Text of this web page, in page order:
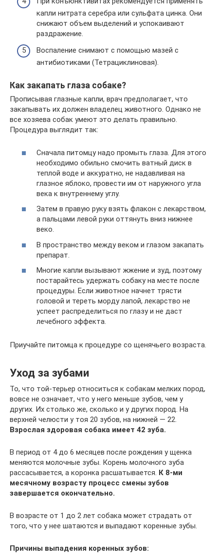
капли нитрата серебра или сульфата цинка. Они
снижают объем выделений и успокаивают
раздражение.
Воспаление снимают с помощью мазей с
антибиотиками (Тетрациклиновая).
Как закапать глаза собаке?
Прописывая глазные капли, врач предполагает, что
закапывать их должен владелец животного. Однако не
все хозяева собак умеют это делать правильно.
Процедура выглядит так:
Сначала питомцу надо промыть глаза. Для этого
необходимо обильно смочить ватный диск в
теплой воде и аккуратно, не надавливая на
глазное яблоко, провести им от наружного угла
века к внутреннему углу.
Затем в правую руку взять флакон с лекарством,
а пальцами левой руки оттянуть вниз нижнее
веко.
В пространство между веком и глазом закапать
препарат.
Многие капли вызывают жжение и зуд, поэтому
постарайтесь удержать собаку на месте после
процедуры. Если животное начнет трясти
головой и тереть морду лапой, лекарство не
успеет распределиться по глазу и не даст
лечебного эффекта.
Приучайте питомца к процедуре со щенячьего возраста.
Уход за зубами
То, что той-терьер относиться к собакам мелких пород,
вовсе не означает, что у него меньше зубов, чем у
других. Их столько же, сколько и у других пород. На
верхней челюсти у тоя 20 зубов, на нижней — 22.
Взрослая здоровая собака имеет 42 зуба.
В период от 4 до 6 месяцев после рождения у щенка
меняются молочные зубы. Корень молочного зуба
рассасывается, а коронка расшатывается. К 8-ми
месячному возрасту процесс смены зубов
завершается окончательно.
В возрасте от 1 до 2 лет собака может страдать от
того, что у нее шатаются и выпадают коренные зубы.
Причины выпадения коренных зубов: